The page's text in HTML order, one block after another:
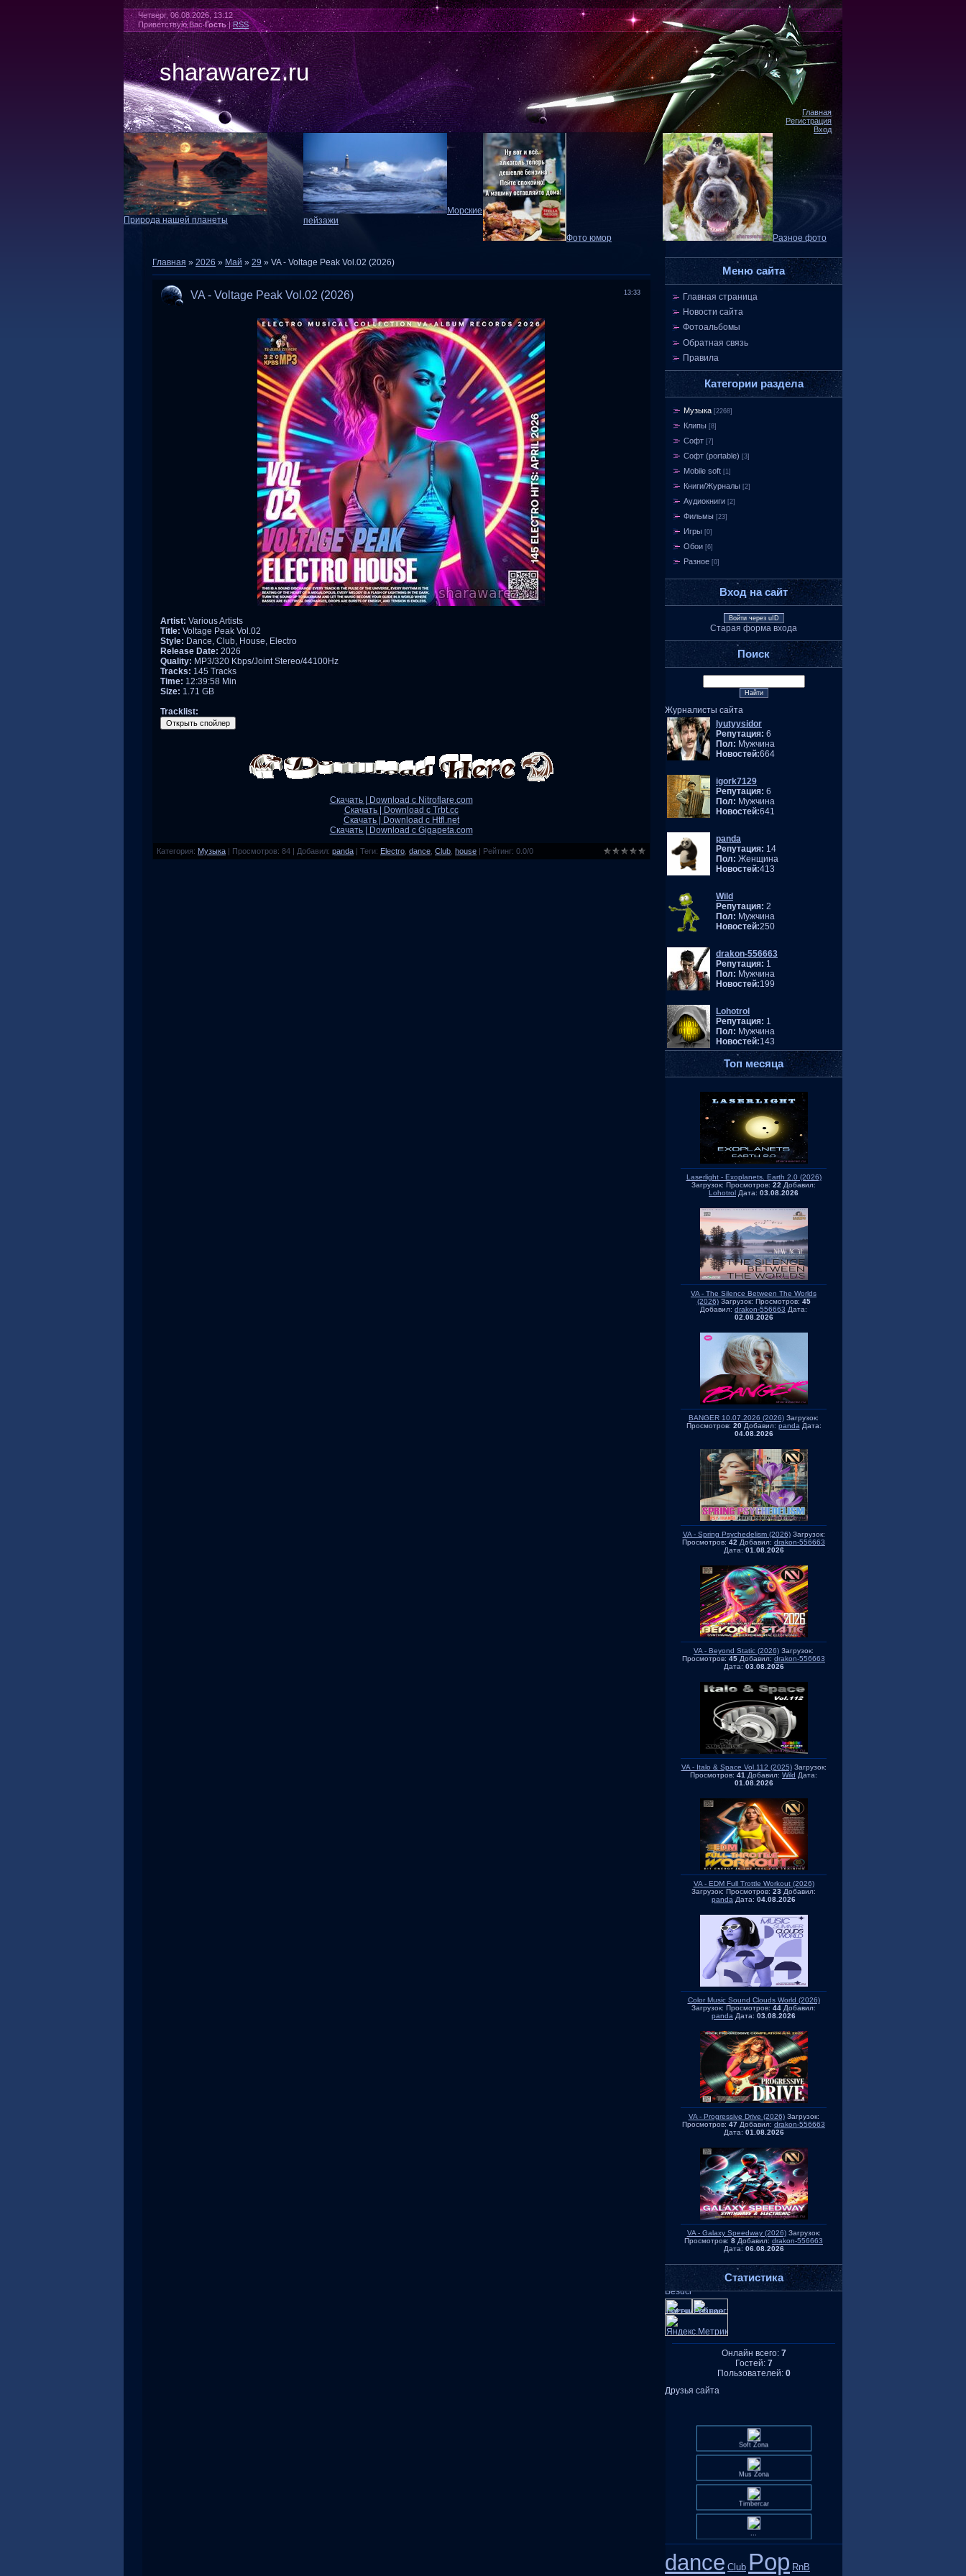
Четверг, 06.08.2026, 13:12
Приветствую Вас Гость|RSS
sharawarez.ru
Главная
Регистрация
Вход
Природа нашей планеты
Морские
пейзажи
Фото юмор
Разное фото
Главная » 2026 » Май » 29 » VA - Voltage Peak Vol.02 (2026)
13:33
VA - Voltage Peak Vol.02 (2026)
Artist: Various Artists
Title: Voltage Peak Vol.02
Style: Dance, Club, House, Electro
Release Date: 2026
Quality: MP3/320 Kbps/Joint Stereo/44100Hz
Tracks: 145 Tracks
Time: 12:39:58 Min
Size: 1.71 GB
Tracklist:
Скачать | Download с Nitroflare.com
Скачать | Download с Trbt.cc
Скачать | Download с Htfl.net
Скачать | Download с Gigapeta.com
Категория: Музыка | Просмотров: 84 | Добавил: panda | Теги: Electro dance Club house | Рейтинг: 0.0/0
Меню сайта
Главная страница
Новости сайта
Фотоальбомы
Обратная связь
Правила
Категории раздела
Музыка [2268]
Клипы [8]
Софт [7]
Софт (portable) [3]
Mobile soft [1]
Книги/Журналы [2]
Аудиокниги [2]
Фильмы [23]
Игры [0]
Обои [6]
Разное [0]
Вход на сайт
Войти через uID
Старая форма входа
Поиск
Журналисты сайта
lyutyysidor
Репутация: 6
Пол: Мужчина
Новостей:664
igork7129
Репутация: 6
Пол: Мужчина
Новостей:641
panda
Репутация: 14
Пол: Женщина
Новостей:413
Wild
Репутация: 2
Пол: Мужчина
Новостей:250
drakon-556663
Репутация: 1
Пол: Мужчина
Новостей:199
Lohotrol
Репутация: 1
Пол: Мужчина
Новостей:143
Топ месяца
Laserlight - Exoplanets. Earth 2.0 (2026)
Загрузок: Просмотров: 22 Добавил:
Lohotrol Дата: 03.08.2026
VA - The Silence Between The Worlds
(2026)Загрузок: Просмотров: 45
Добавил: drakon-556663 Дата:
02.08.2026
BANGER 10.07.2026 (2026) Загрузок:
Просмотров: 20Добавил: panda Дата:
04.08.2026
VA - Spring Psychedelism (2026)Загрузок:
Просмотров: 42 Добавил: drakon-556663
Дата: 01.08.2026
VA - Beyond Static (2026) Загрузок:
Просмотров: 45 Добавил: drakon-556663
Дата: 03.08.2026
VA - Italo & Space Vol.112 (2025)Загрузок:
Просмотров: 41 Добавил: Wild Дата:
01.08.2026
VA - EDM Full Trottle Workout (2026)
Загрузок: Просмотров: 23 Добавил:
panda Дата: 04.08.2026
Color Music Sound Clouds World (2026)
Загрузок: Просмотров: 44 Добавил:
panda Дата: 03.08.2026
VA - Progressive Drive (2026)Загрузок:
Просмотров: 47 Добавил: drakon-556663
Дата: 01.08.2026
VA - Galaxy Speedway (2026)Загрузок:
Просмотров: 8 Добавил: drakon-556663
Дата: 06.08.2026
Статистика
Онлайн всего: 7
Гостей: 7
Пользователей: 0
Друзья сайта
Soft Zona
Mus Zona
Timbercar
...
dance Club Pop RnB